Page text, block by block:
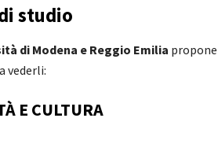
studio
di Modena e Reggio Emilia
vederli:
E CULTURA